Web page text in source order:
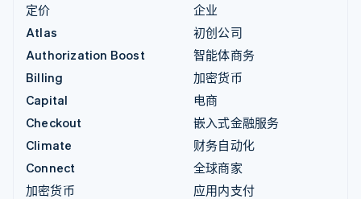
定价
Atlas
Authorization Boost
Billing
Capital
Checkout
Climate
Connect
加密货币
企业
初创公司
智能体商务
加密货币
电商
嵌入式金融服务
财务自动化
全球商家
应用内支付